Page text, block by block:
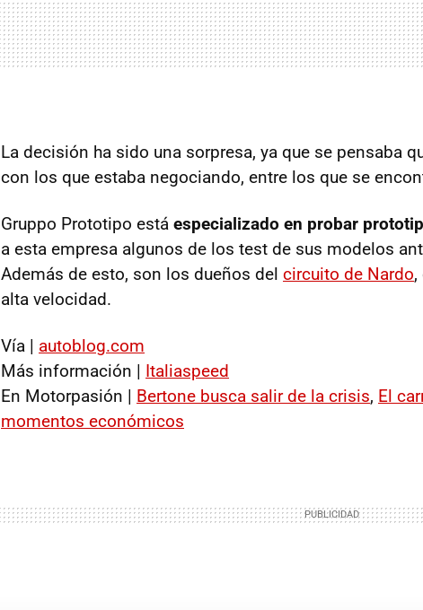
La decisión ha sido una sorpresa, ya que se pensaba
con los que estaba negociando, entre los que se
Gruppo Prototipo está especializado en probar
a esta empresa algunos de los test de sus modelos
Además de esto, son los dueños del circuito de Nardo
alta velocidad.
Vía | autoblog.com
Más información | Italiaspeed
En Motorpasión | Bertone busca salir de la crisis, El
momentos económicos